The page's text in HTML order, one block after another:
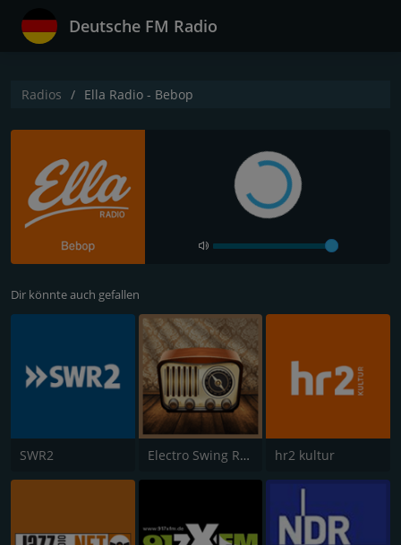
Deutsche FM Radio
Radios Ella Radio - Bebop
Dir könnte auch gefallen
SWR2 Electro Swing Radio hr2 kultur